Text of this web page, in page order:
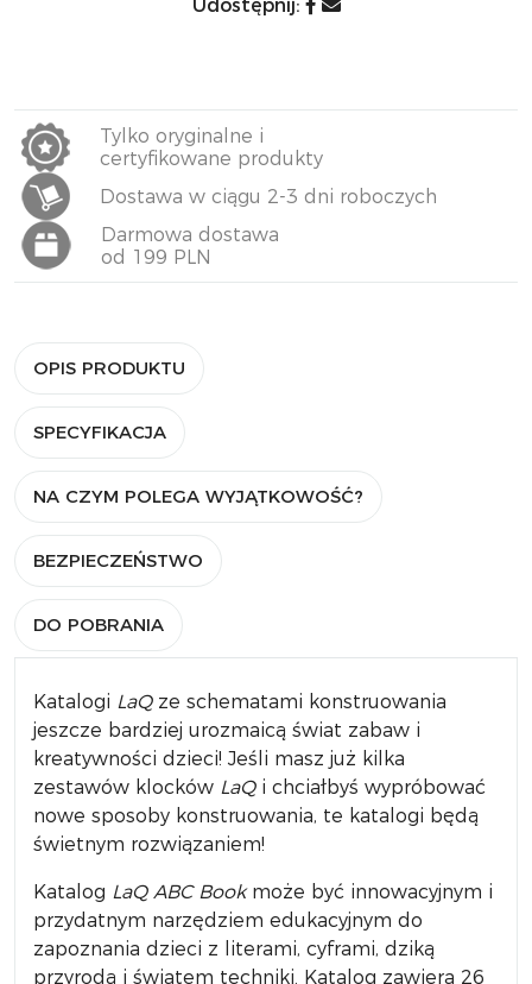
Udostępnij:
Tylko oryginalne i
certyfikowane produkty
Dostawa w ciągu 2-3 dni roboczych
Darmowa dostawa
od 199 PLN
OPIS PRODUKTU
SPECYFIKACJA
NA CZYM POLEGA WYJĄTKOWOŚĆ?
BEZPIECZEŃSTWO
DO POBRANIA
Katalogi LaQze schematami konstruowania
jeszcze bardziej urozmaicą świat zabaw i
kreatywności dzieci! Jeśli masz już kilka
zestawów klocków LaQi chciałbyś wypróbować
nowe sposoby konstruowania, te katalogi będą
świetnym rozwiązaniem!
Katalog LaQ ABC Book może być innowacyjnym i
przydatnym narzędziem edukacyjnym do
zapoznania dzieci z literami, cyframi, dziką
przyrodą i światem techniki. Katalog zawiera 26